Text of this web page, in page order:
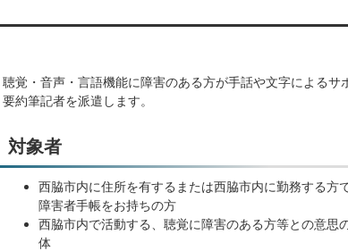
聴覚・音声・言語機能に障害のある方が手話や文字による
要約筆記者を派遣します。
対象者
西脇市内に住所を有するまたは西脇市内に勤務する
障害者手帳をお持ちの方
西脇市内で活動する、聴覚に障害のある方等との意思
体